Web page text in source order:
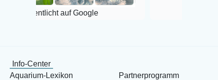
auf Google
Info-Center
Aquarium-Lexikon
Partnerprogramm